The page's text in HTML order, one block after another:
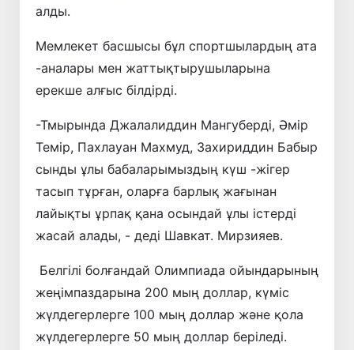
алды.
Мемлекет басшысы бұл спортшылардың ата
-аналары мен жаттықтырушыларына
ерекше алғыс білдірді.
-Тмырында Джалалиддин Мангуберді, Әмір
Темір, Пахлауан Махмуд, Захириддин Бабыр
сынды ұлы бабаларымыздың күш -жігер
тасып тұрған, оларға барлық жағынан
лайықты ұрпақ қана осындай ұлы істерді
жасай алады, - деді Шавкат. Мирзияев.
Белгілі болғандай Олимпиада ойындарының
жеңімпаздарына 200 мың доллар, күміс
жүлдегерлерге 100 мың доллар және қола
жүлдегерлерге 50 мың доллар беріледі.